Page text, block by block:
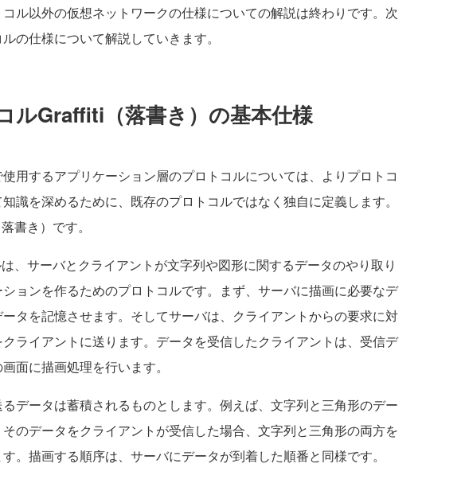
ル以外の仮想ネットワークの仕様についての解説は終わりです。次
の仕様について解説していきます。
ルGraffiti（落書き）の基本仕様
使用するアプリケーション層のプロトコルについては、よりプロトコ
識を深めるために、既存のプロトコルではなく独自に定義します。
書き）です。
、サーバとクライアントが文字列や図形に関するデータのやり取り
ョンを作るためのプロトコルです。まず、サーバに描画に必要なデ
タを記憶させます。そしてサーバは、クライアントからの要求に対
ライアントに送ります。データを受信したクライアントは、受信デ
面に描画処理を行います。
データは蓄積されるものとします。例えば、文字列と三角形のデー
のデータをクライアントが受信した場合、文字列と三角形の両方を
。描画する順序は、サーバにデータが到着した順番と同様です。